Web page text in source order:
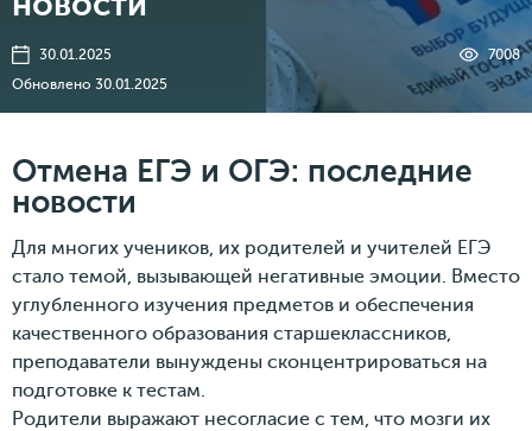
30.01.2025
7008
Обновлено 30.01.2025
Отмена ЕГЭ и ОГЭ: последние
новости
Для многих учеников, их родителей и учителей ЕГЭ
стало темой, вызывающей негативные эмоции. Вместо
углубленного изучения предметов и обеспечения
качественного образования старшеклассников,
преподаватели вынуждены сконцентрироваться на
подготовке к тестам.
Родители выражают несогласие с тем, что мозги их